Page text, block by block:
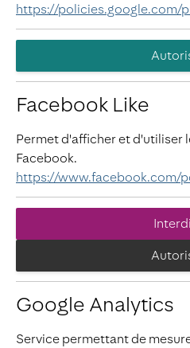
https://policies.google.com/
Facebook Like
Permet d'afficher et d'utiliser
Facebook.
https://www.facebook.com/
Google Analytics
Service permettant de